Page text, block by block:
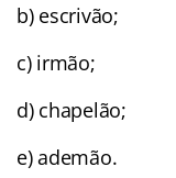
b) escrivão;
c) irmão;
d) chapelão;
e) ademão.